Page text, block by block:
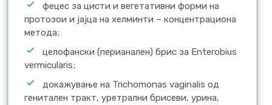
фецес за цисти и вегетативни форми на
протозои и јајца на хелминти – концентрациона
метода;
целофански (перианален) брис за Enterobius
vermicularis;
докажување на Trichomonas vaginalis од
генитален тракт, уретрални брисеви, урина,